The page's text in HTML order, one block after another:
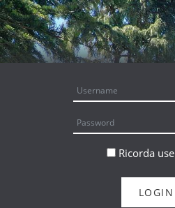
Vai al contenuto principale
Ricorda
LOGIN